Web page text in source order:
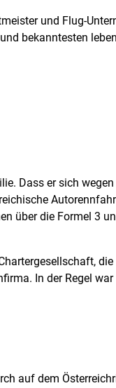
und Flug-
bekanntesten
Dass er sich
über die Formel 3
In der Regel
auf dem